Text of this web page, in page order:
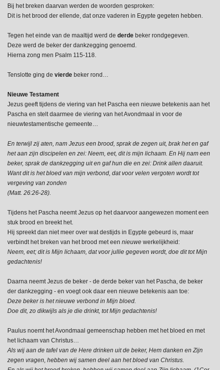
Bij het breken daarvan werden de woorden gesproken:
Dit is het brood der ellende, dat onze vaderen in Egypte gegeten hebben.
Tegen het einde van de maaltijd werd de derde beker rondgegeven.
Deze werd de beker der dankzegging genoemd.
Hierna zong men Psalm 115-118.
Tenslotte ging de vierde beker rond…
Nieuwe Testament
Jezus geeft tijdens de viering van het Pascha een nieuwe betekenis aan het
Pascha en stelt daarmee de viering van het Avondmaal in voor de
nieuwtestamentische gemeente…
En terwijl zij aten, nam Jezus een brood, sprak de zegen uit, brak het en gaf
het aan zijn discipelen en zei: Neem, eet, dit is mijn lichaam. En Hij nam een
beker, sprak de dankzegging uit en gaf hun die en zei: Drink allen daaruit.
Want dit is het bloed van mijn verbond, dat voor velen vergoten wordt tot
vergeving van zonden
(Matt. 26:26-28).
Tijdens het Pascha neemt Jezus op het daarvoor aangewezen moment een
stuk brood en breekt het.
Hij spreekt dan niet meer over wat destijds in Egypte gebeurd is, maar
verbindt het breken van het brood met een nieuwe werkelijkheid:
Neem, eet; dit is Mijn lichaam, dat voor jullie gegeven wordt, doe dit tot Mijn
gedachtenis!
Daarna neemt Jezus de beker - de derde beker van het Pascha, de beker
der dankzegging - en voegt ook daar een nieuwe betekenis aan toe:
Deze beker is het nieuwe verbond in Mijn bloed.
Doe dit, zo dikwijls als je die drinkt, tot Mijn gedachtenis!
Paulus noemt het Avondmaal gemeenschap hebben met het bloed en met
het lichaam van Christus…
Als wij aan de tafel van de Here drinken uit de beker, Hem danken en Zijn
zegen vragen, hebben wij samen deel aan het bloed van Christus.